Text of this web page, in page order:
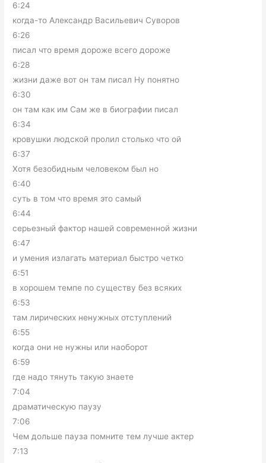
6:24
когда-то Александр Васильевич Суворов
6:26
писал что время дороже всего дороже
6:28
жизни даже вот он там писал Ну понятно
6:30
он там как им Сам же в биографии писал
6:34
кровушки людской пролил столько что ой
6:37
Хотя безобидным человеком был но
6:40
суть в том что время это самый
6:44
серьезный фактор нашей современной жизни
6:47
и умения излагать материал быстро четко
6:51
в хорошем темпе по существу без всяких
6:53
там лирических ненужных отступлений
6:55
когда они не нужны или наоборот
6:59
где надо тянуть такую знаете
7:04
драматическую паузу
7:06
Чем дольше пауза помните тем лучше актер
7:13